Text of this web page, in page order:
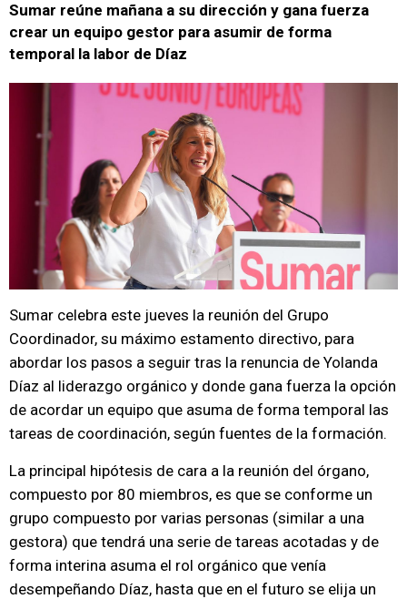
Sumar reúne mañana a su dirección y gana fuerza
crear un equipo gestor para asumir de forma
temporal la labor de Díaz
Sumar celebra este jueves la reunión del Grupo
Coordinador, su máximo estamento directivo, para
abordar los pasos a seguir tras la renuncia de Yolanda
Díaz al liderazgo orgánico y donde gana fuerza la opción
de acordar un equipo que asuma de forma temporal las
tareas de coordinación, según fuentes de la formación.
La principal hipótesis de cara a la reunión del órgano,
compuesto por 80 miembros, es que se conforme un
grupo compuesto por varias personas (similar a una
gestora) que tendrá una serie de tareas acotadas y de
forma interina asuma el rol orgánico que venía
desempeñando Díaz, hasta que en el futuro se elija un